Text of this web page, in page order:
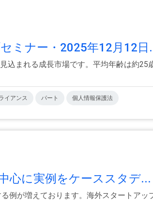
ミナー・2025年12月12日
込まれる成長市場です。平均年齢は約
イアンス パート 個人情報保護法
心に実例をケーススタデ...
例が増えております。海外スタートア